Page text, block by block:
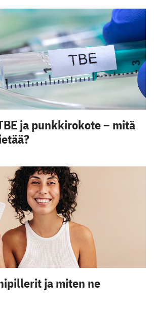
ja punkkirokote – mitä
ja miten ne